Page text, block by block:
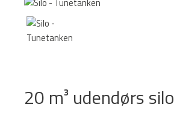
20 m³ udendørs silo